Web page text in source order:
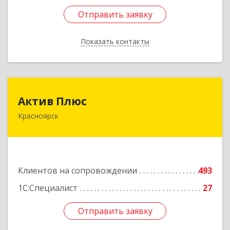
Отправить заявку
Показать контакты
Отправить заявку
Назад
Актив Плюс
Красноярск
Клиентов на сопровождении
493
1С:Специалист
27
Отправить заявку
660017, Красноярский край, Красноярск г,
Отправить заявку